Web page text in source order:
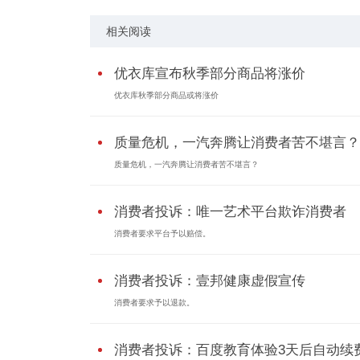
相关阅读
优衣库宣布秋季部分商品将涨价
优衣库秋季部分商品或将涨价
质量危机，一汽奔腾让消费者苦不堪言？
质量危机，一汽奔腾让消费者苦不堪言？
消费者投诉：唯一艺术平台欺诈消费者
消费者要求平台予以赔偿。
消费者投诉：壹邦健康虚假宣传
消费者要求予以退款。
消费者投诉：百度教育体验3天后自动续